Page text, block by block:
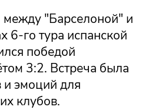
"Барселоной" и
6-го тура испанской
победой
3:2. Встреча была
и эмоций для
клубов.